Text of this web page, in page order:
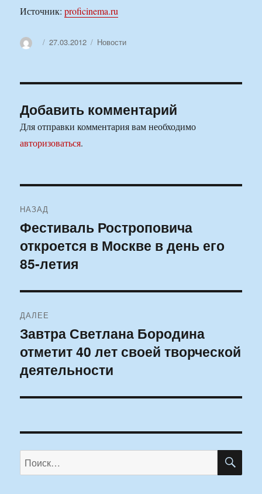
Источник:proficinema.ru
АвторОпубликовано
27.03.2012 Рубрики
Новости
Добавить комментарий
Для отправки комментария вам необходимо
авторизоваться.
по
записям
НАЗАД
Предыдущая
запись:
Фестиваль Ростроповича
откроется в Москве в день его
85-летия
ДАЛЕЕ
Следующая
запись:
Завтра Светлана Бородина
отметит 40 лет своей творческой
деятельности
Искать: